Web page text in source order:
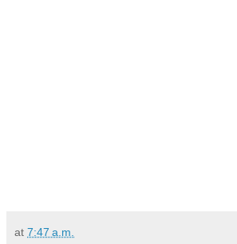
at 7:47 a.m.